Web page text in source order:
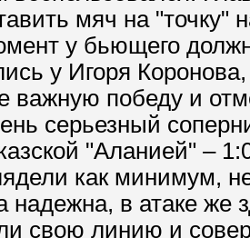
мяч на "точку"
у бьющего
у Игоря
важную победу и
серьезный
"Аланией" –
как минимум,
в атаке же
свою линию и